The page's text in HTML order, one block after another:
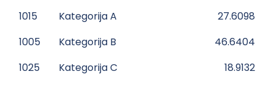
1015 Kategorija A
27.6098
1005
Kategorija B
46.6404
1025
Kategorija C 18.9132